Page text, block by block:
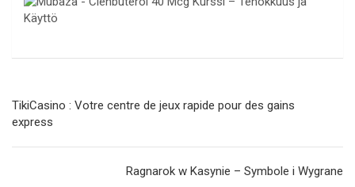
de
entradas
TikiCasino : Votre centre de jeux rapide pour des gains
express
Ragnarok w Kasynie – Symbole i Wygrane